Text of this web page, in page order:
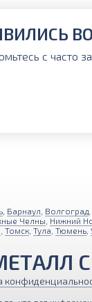
с часто
Барнаул Волгоград
Челны Нижний
Томск Тула Тюмень